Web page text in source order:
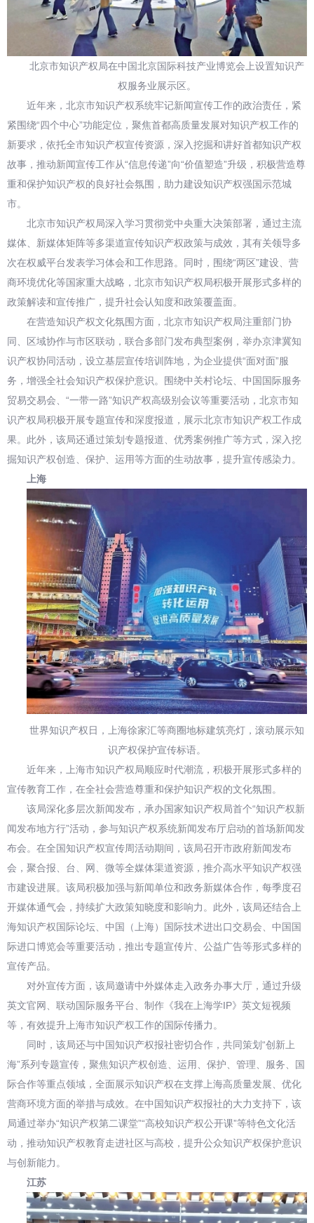
北京市知识产权局在中国北京国际科技产业博览会上设置知识产
权服务业展示区。
近年来，北京市知识产权系统牢记新闻宣传工作的政治责任，紧
紧围绕“四个中心”功能定位，聚焦首都高质量发展对知识产权工作的
新要求，依托全市知识产权宣传资源，深入挖掘和讲好首都知识产权
故事，推动新闻宣传工作从“信息传递”向“价值塑造”升级，积极营造尊
重和保护知识产权的良好社会氛围，助力建设知识产权强国示范城
市。
北京市知识产权局深入学习贯彻党中央重大决策部署，通过主流
媒体、新媒体矩阵等多渠道宣传知识产权政策与成效，其有关领导多
次在权威平台发表学习体会和工作思路。同时，围绕“两区”建设、营
商环境优化等国家重大战略，北京市知识产权局积极开展形式多样的
政策解读和宣传推广，提升社会认知度和政策覆盖面。
在营造知识产权文化氛围方面，北京市知识产权局注重部门协
同、区域协作与市区联动，联合多部门发布典型案例，举办京津冀知
识产权协同活动，设立基层宣传培训阵地，为企业提供“面对面”服
务，增强全社会知识产权保护意识。围绕中关村论坛、中国国际服务
贸易交易会、“一带一路”知识产权高级别会议等重要活动，北京市知
识产权局积极开展专题宣传和深度报道，展示北京市知识产权工作成
果。此外，该局还通过策划专题报道、优秀案例推广等方式，深入挖
掘知识产权创造、保护、运用等方面的生动故事，提升宣传感染力。
上海
世界知识产权日，上海徐家汇等商圈地标建筑亮灯，滚动展示知
识产权保护宣传标语。
近年来，上海市知识产权局顺应时代潮流，积极开展形式多样的
宣传教育工作，在全社会营造尊重和保护知识产权的文化氛围。
该局深化多层次新闻发布，承办国家知识产权局首个“知识产权新
闻发布地方行”活动，参与知识产权系统新闻发布厅启动的首场新闻发
布会。在全国知识产权宣传周活动期间，该局召开市政府新闻发布
会，聚合报、台、网、微等全媒体渠道资源，推介高水平知识产权强
市建设进展。该局积极加强与新闻单位和政务新媒体合作，每季度召
开媒体通气会，持续扩大政策知晓度和影响力。此外，该局还结合上
海知识产权国际论坛、中国（上海）国际技术进出口交易会、中国国
际进口博览会等重要活动，推出专题宣传片、公益广告等形式多样的
宣传产品。
对外宣传方面，该局邀请中外媒体走入政务办事大厅，通过升级
英文官网、联动国际服务平台、制作《我在上海学IP》英文短视频
等，有效提升上海市知识产权工作的国际传播力。
同时，该局还与中国知识产权报社密切合作，共同策划“创新上
海”系列专题宣传，聚焦知识产权创造、运用、保护、管理、服务、国
际合作等重点领域，全面展示知识产权在支撑上海高质量发展、优化
营商环境方面的举措与成效。在中国知识产权报社的大力支持下，该
局通过举办“知识产权第二课堂”“高校知识产权公开课”等特色文化活
动，推动知识产权教育走进社区与高校，提升公众知识产权保护意识
与创新能力。
江苏